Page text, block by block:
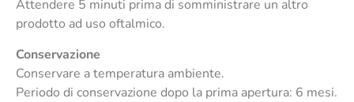
Attendere 5 minuti prima di somministrare un altro
prodotto ad uso oftalmico.
Conservazione
Conservare a temperatura ambiente.
Periodo di conservazione dopo la prima apertura: 6 mesi.